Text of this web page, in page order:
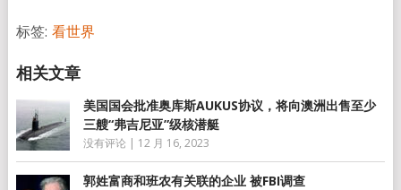
标签: 看世界
美国国会批准奥库斯AUKUS协议，将向澳洲出售至少
三艘“弗吉尼亚”级核潜艇
没有评论 | 12 月 16, 2023
郭姓富商和班农有关联的企业 被FBI调查